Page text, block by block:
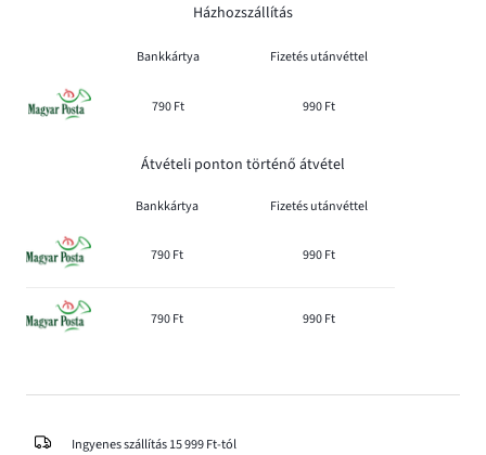
Házhozszállítás
Bankkártya Fizetés utánvéttel
790 Ft 990 Ft
Átvételi ponton történő átvétel
Bankkártya Fizetés utánvéttel
790 Ft 990 Ft
790 Ft 990 Ft
Ingyenes szállítás 15 999 Ft-tól